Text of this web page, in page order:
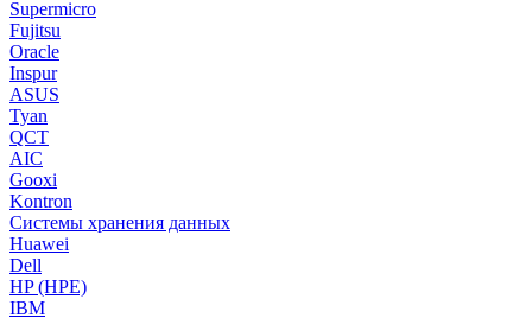
Supermicro
Fujitsu
Oracle
Inspur
ASUS
Tyan
QCT
AIC
Gooxi
Kontron
Системы хранения данных
Huawei
Dell
HP (HPE)
IBM